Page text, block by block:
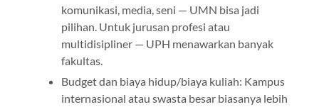
komunikasi, media, seni — UMN bisa jadi
pilihan. Untuk jurusan profesi atau
multidisipliner — UPH menawarkan banyak
fakultas.
Budget dan biaya hidup/biaya kuliah: Kampus
internasional atau swasta besar biasanya lebih